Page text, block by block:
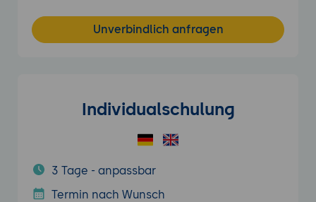
Unverbindlich anfragen
Individualschulung
3 Tage - anpassbar
Termin nach Wunsch